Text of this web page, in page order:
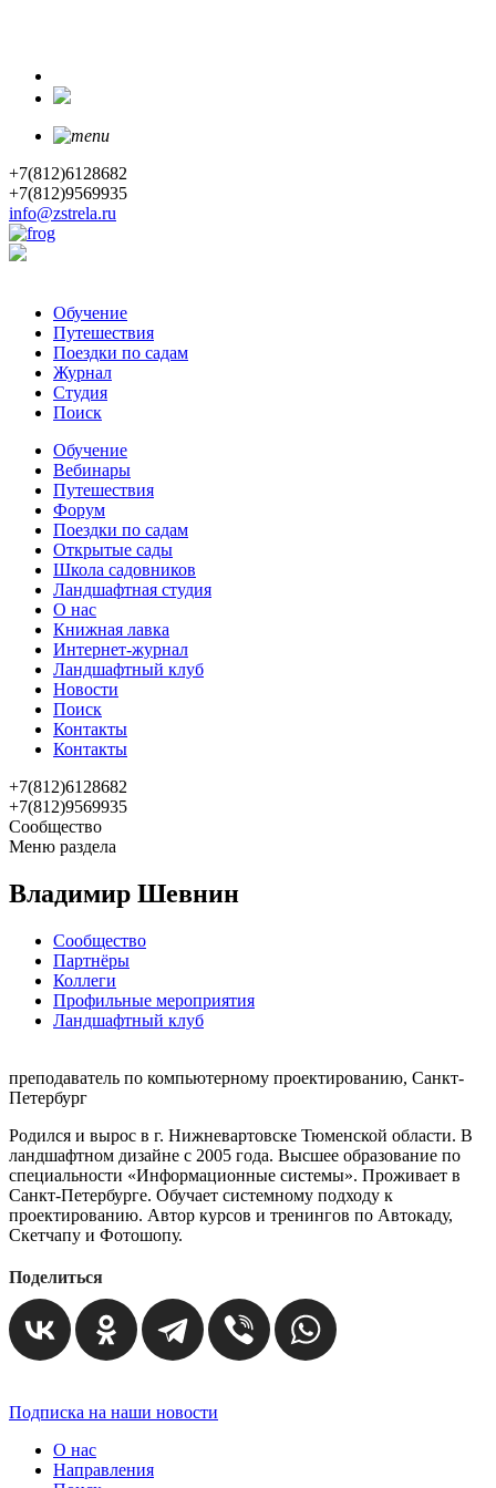
+7(812)6128682
+7(812)9569935
info@zstrela.ru
Обучение
Путешествия
Поездки по садам
Журнал
Студия
Поиск
Обучение
Вебинары
Путешествия
Форум
Поездки по садам
Открытые сады
Школа садовников
Ландшафтная студия
О нас
Книжная лавка
Интернет-журнал
Ландшафтный клуб
Новости
Поиск
Контакты
Контакты
+7(812)6128682
+7(812)9569935
Сообщество
Меню раздела
Владимир Шевнин
Сообщество
Партнёры
Коллеги
Профильные мероприятия
Ландшафтный клуб
преподаватель по компьютерному проектированию, Санкт-
Петербург
Родился и вырос в г. Нижневартовске Тюменской области. В
ландшафтном дизайне с 2005 года. Высшее образование по
специальности «Информационные системы». Проживает в
Санкт-Петербурге. Обучает системному подходу к
проектированию. Автор курсов и тренингов по Автокаду,
Скетчапу и Фотошопу.
Поделиться
Подписка на наши новости
О нас
Направления